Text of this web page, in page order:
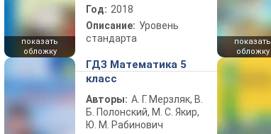
показать
обложку
Год: 2018
Описание: Уровень
стандарта
показать
обложку
ГДЗ Математика 5
класс
Авторы: А. Г. Мерзляк, В.
Б. Полонский, М. С. Якир,
Ю. М. Рабинович